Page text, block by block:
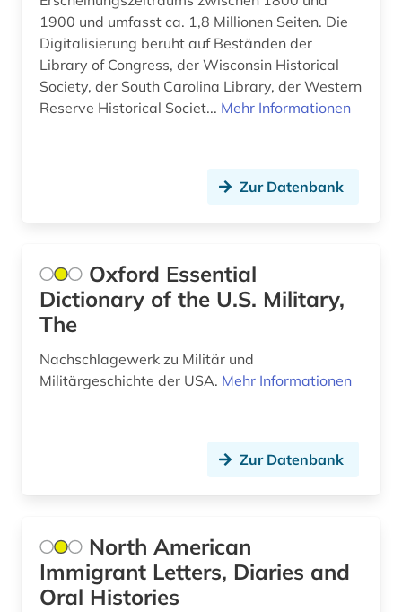
bibliometrie (1)
bibliothek (2)
bibliothekskatalog (1)
biodiversität (1)
biographie (7)
biologie (1)
botanische nomenklatur (1)
bremen (1)
Kanada (28)
Korea (3)
Lettland (1)
Nordamerika (16)
Oesterreich (7)
Polen (2)
Portugal (2)
1900 und umfasst ca. 1,8 Millionen Seiten. Die
Digitalisierung beruht auf Beständen der
Library of Congress, der Wisconsin Historical
Society, der South Carolina Library, der Western
Reserve Historical Societ... Mehr Informationen
Zur Datenbank
Oxford Essential
Dictionary of the U.S. Military,
The
Nachschlagewerk zu Militär und
Militärgeschichte der USA. Mehr Informationen
Zur Datenbank
North American
Immigrant Letters, Diaries and
Oral Histories